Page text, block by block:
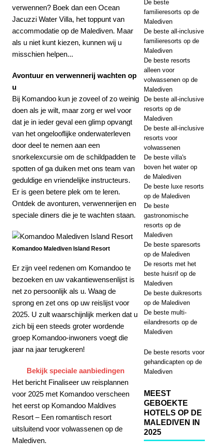
verwennen? Boek dan een Ocean
Jacuzzi Water Villa, het toppunt van
accommodatie op de Malediven. Maar
als u niet kunt kiezen, kunnen wij u
misschien helpen...
Avontuur en verwennerij wachten op
u
Bij Komandoo kun je zoveel of zo weinig
doen als je wilt, maar zorg er wel voor
dat je in ieder geval een glimp opvangt
van het ongelooflijke onderwaterleven
door deel te nemen aan een
snorkelexcursie om de schildpadden te
spotten of ga duiken met ons team van
geduldige en vriendelijke instructeurs.
Er is geen betere plek om te leren.
Ontdek de avonturen, verwennerijen en
speciale diners die je te wachten staan.
Komandoo Malediven Island Resort
Er zijn veel redenen om Komandoo te
bezoeken en uw vakantiewensenlijst is
net zo persoonlijk als u. Waag de
sprong en zet ons op uw reislijst voor
2025. U zult waarschijnlijk merken dat u
zich bij een steeds groter wordende
groep Komandoo-inwoners voegt die
jaar na jaar terugkeren!
Bekijk speciale aanbiedingen
Het bericht Finaliseer uw reisplannen
voor 2025 met Komandoo verscheen
het eerst op Komandoo Maldives
Resort – Een romantisch resort
uitsluitend voor volwassenen op de
Malediven.
De beste
familieresorts op de
Malediven
De beste all-inclusive
familieresorts op de
Malediven
De beste resorts
alleen voor
volwassenen op de
Malediven
De beste all-inclusive
resorts op de
Malediven
De beste all-inclusive
resorts voor
volwassenen
De beste villa's
boven het water op
de Malediven
De beste luxe resorts
op de Malediven
De beste
gastronomische
resorts op de
Malediven
De beste sparesorts
op de Malediven
De resorts met het
beste huisrif op de
Malediven
De beste duikresorts
op de Malediven
De beste multi-
eilandresorts op de
Malediven
De beste resorts voor
gehandicapten op de
Malediven
MEEST
GEBOEKTE
HOTELS OP DE
MALEDIVEN IN
2025